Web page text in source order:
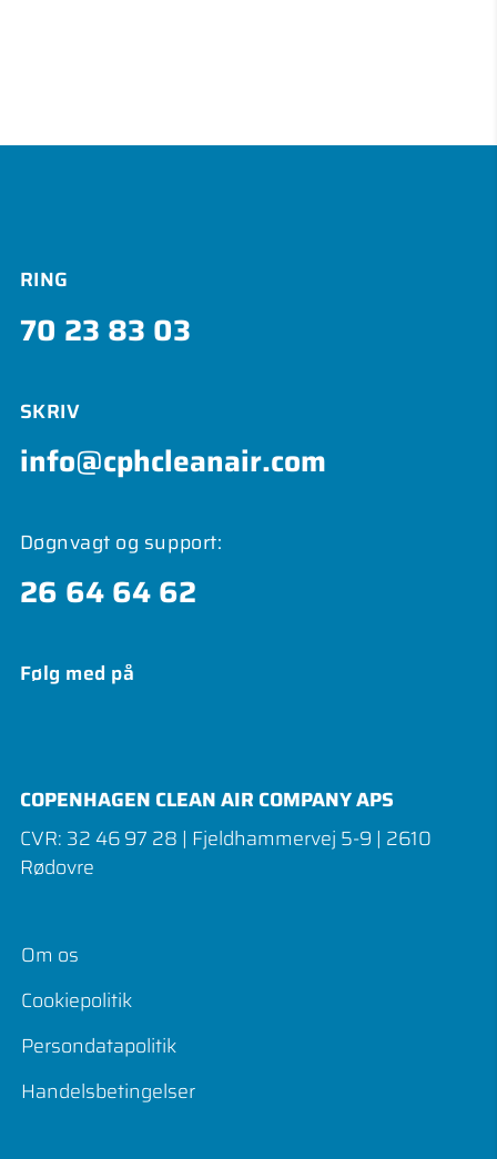
RING
70 23 83 03
SKRIV
info@cphcleanair.com
Døgnvagt og support:
26 64 64 62
Følg med på
COPENHAGEN CLEAN AIR COMPANY APS
CVR: 32 46 97 28 | Fjeldhammervej 5-9 | 2610
Rødovre
Om os
Cookiepolitik
Persondatapolitik
Handelsbetingelser